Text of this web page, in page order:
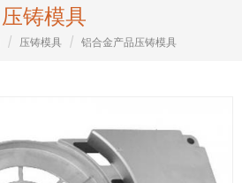
压铸模具
/ 压铸模具 / 铝合金产品压铸模具